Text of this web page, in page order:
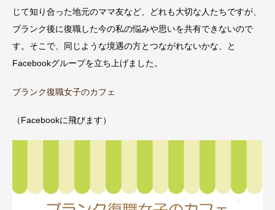
じて知り合った地元のママ友など、どれも大切な人たちですが、
ブランク後に復職した今の私の悩みや思いを共有できないので
す。そこで、同じような境遇の方とつながれないかな、と
Facebookグループを立ち上げました。
ブランク復職女子のカフェ
（Facebookに飛びます）